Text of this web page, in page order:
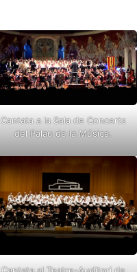
Cantata a la Sala de Concerts
del Palau de la Música.